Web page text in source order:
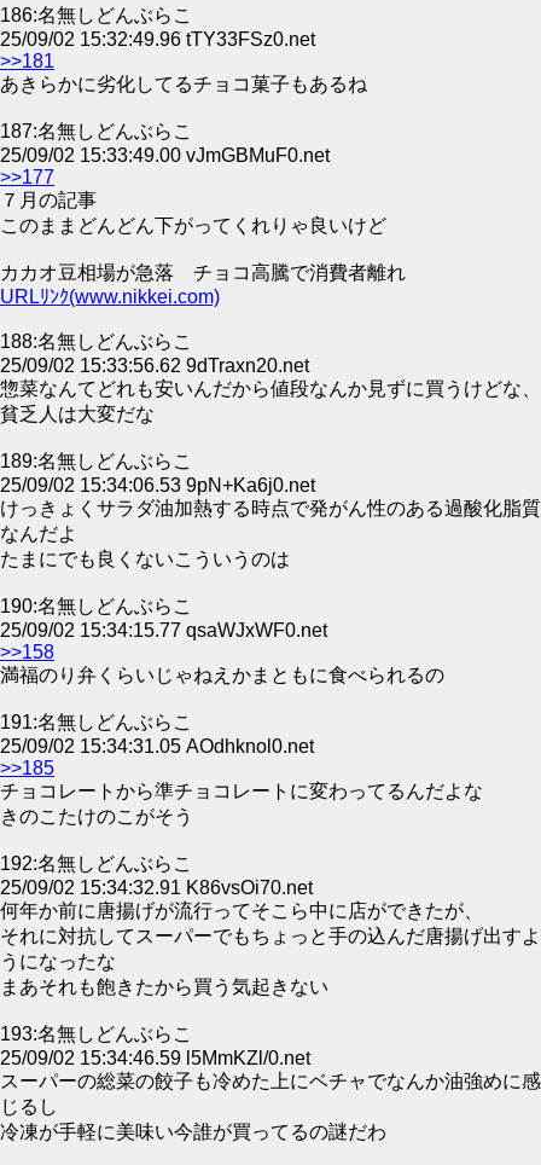
186:名無しどんぶらこ
25/09/02 15:32:49.96 tTY33FSz0.net
>>181
あきらかに劣化してるチョコ菓子もあるね
187:名無しどんぶらこ
25/09/02 15:33:49.00 vJmGBMuF0.net
>>177
７月の記事
このままどんどん下がってくれりゃ良いけど
カカオ豆相場が急落 チョコ高騰で消費者離れ
URLﾘﾝｸ(www.nikkei.com)
188:名無しどんぶらこ
25/09/02 15:33:56.62 9dTraxn20.net
惣菜なんてどれも安いんだから値段なんか見ずに買うけどな、
貧乏人は大変だな
189:名無しどんぶらこ
25/09/02 15:34:06.53 9pN+Ka6j0.net
けっきょくサラダ油加熱する時点で発がん性のある過酸化脂質
なんだよ
たまにでも良くないこういうのは
190:名無しどんぶらこ
25/09/02 15:34:15.77 qsaWJxWF0.net
>>158
満福のり弁くらいじゃねえかまともに食べられるの
191:名無しどんぶらこ
25/09/02 15:34:31.05 AOdhknol0.net
>>185
チョコレートから準チョコレートに変わってるんだよな
きのこたけのこがそう
192:名無しどんぶらこ
25/09/02 15:34:32.91 K86vsOi70.net
何年か前に唐揚げが流行ってそこら中に店ができたが、
それに対抗してスーパーでもちょっと手の込んだ唐揚げ出すよ
うになったな
まあそれも飽きたから買う気起きない
193:名無しどんぶらこ
25/09/02 15:34:46.59 l5MmKZl/0.net
スーパーの総菜の餃子も冷めた上にベチャでなんか油強めに感
じるし
冷凍が手軽に美味い今誰が買ってるの謎だわ